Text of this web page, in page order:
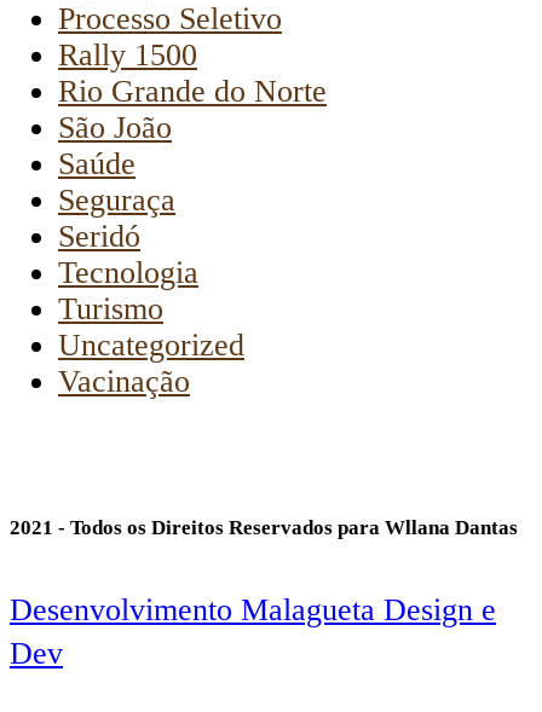
Processo Seletivo
Rally 1500
Rio Grande do Norte
São João
Saúde
Seguraça
Seridó
Tecnologia
Turismo
Uncategorized
Vacinação
2021 - Todos os Direitos Reservados para Wllana Dantas
Desenvolvimento Malagueta Design e
Dev